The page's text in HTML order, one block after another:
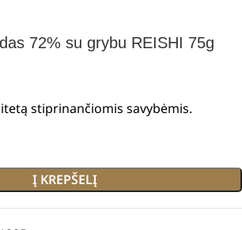
72% su grybu REISHI 75g
stiprinančiomis savybėmis.
Į KREPŠELĮ